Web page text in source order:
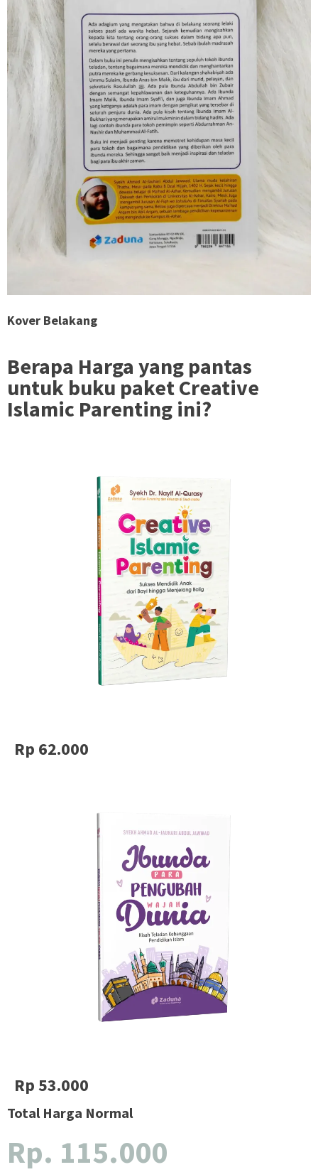
Kover Belakang
Berapa Harga yang pantas
untuk buku paket Creative
Islamic Parenting ini?
Rp 62.000
Rp 53.000
Total Harga Normal
Rp. 115.000